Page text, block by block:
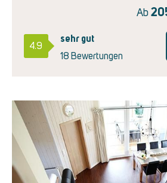
Ab
4.9
sehr gut
18 Bewertungen